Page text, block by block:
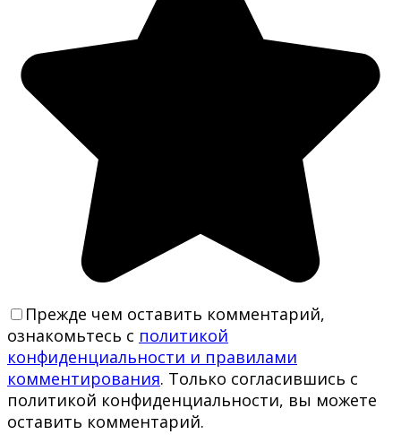
Прежде чем оставить комментарий,
ознакомьтесь с политикой
конфиденциальности и правилами
комментирования. Только согласившись с
политикой конфиденциальности, вы можете
оставить комментарий.